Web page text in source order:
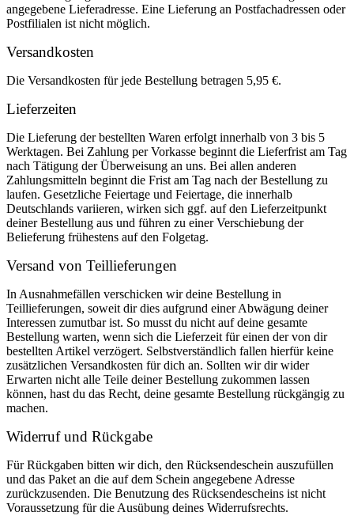
angegebene Lieferadresse. Eine Lieferung an Postfachadressen oder
Postfilialen ist nicht möglich.
Versandkosten
Die Versandkosten für jede Bestellung betragen 5,95 €.
Lieferzeiten
Die Lieferung der bestellten Waren erfolgt innerhalb von 3 bis 5
Werktagen. Bei Zahlung per Vorkasse beginnt die Lieferfrist am Tag
nach Tätigung der Überweisung an uns. Bei allen anderen
Zahlungsmitteln beginnt die Frist am Tag nach der Bestellung zu
laufen. Gesetzliche Feiertage und Feiertage, die innerhalb
Deutschlands variieren, wirken sich ggf. auf den Lieferzeitpunkt
deiner Bestellung aus und führen zu einer Verschiebung der
Belieferung frühestens auf den Folgetag.
Versand von Teillieferungen
In Ausnahmefällen verschicken wir deine Bestellung in
Teillieferungen, soweit dir dies aufgrund einer Abwägung deiner
Interessen zumutbar ist. So musst du nicht auf deine gesamte
Bestellung warten, wenn sich die Lieferzeit für einen der von dir
bestellten Artikel verzögert. Selbstverständlich fallen hierfür keine
zusätzlichen Versandkosten für dich an. Sollten wir dir wider
Erwarten nicht alle Teile deiner Bestellung zukommen lassen
können, hast du das Recht, deine gesamte Bestellung rückgängig zu
machen.
Widerruf und Rückgabe
Für Rückgaben bitten wir dich, den Rücksendeschein auszufüllen
und das Paket an die auf dem Schein angegebene Adresse
zurückzusenden. Die Benutzung des Rücksendescheins ist nicht
Voraussetzung für die Ausübung deines Widerrufsrechts.